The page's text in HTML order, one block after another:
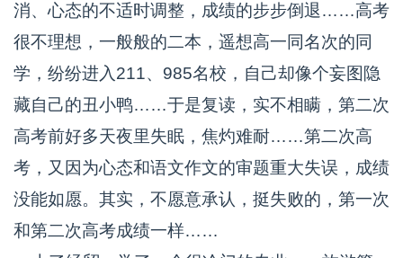
消、心态的不适时调整，成绩的步步倒退……高考
很不理想，一般般的二本，遥想高一同名次的同
学，纷纷进入211、985名校，自己却像个妄图隐
藏自己的丑小鸭……于是复读，实不相瞒，第二次
高考前好多天夜里失眠，焦灼难耐……第二次高
考，又因为心态和语文作文的审题重大失误，成绩
没能如愿。其实，不愿意承认，挺失败的，第一次
和第二次高考成绩一样……